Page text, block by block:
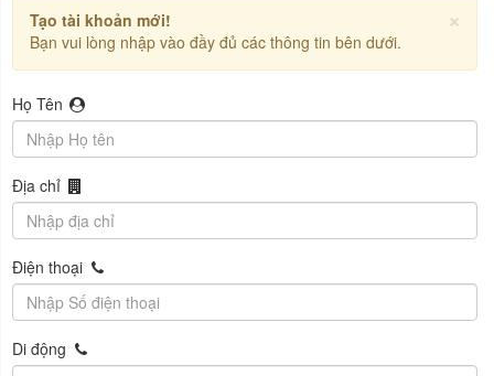
×
Tạo tài khoản mới!
Bạn vui lòng nhập vào đầy đủ các thông tin bên dưới.
Họ Tên
Địa chỉ
Điện thoại
Di động